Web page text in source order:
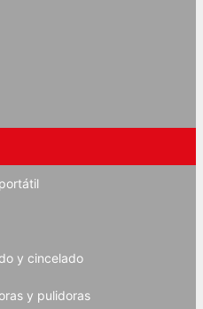
y cincelado
y pulidoras